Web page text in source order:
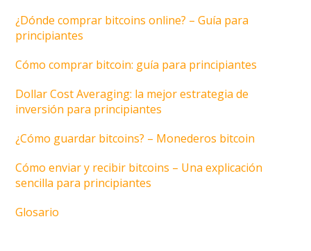
¿Dónde comprar bitcoins online? – Guía para
principiantes
Cómo comprar bitcoin: guía para principiantes
Dollar Cost Averaging: la mejor estrategia de
inversión para principiantes
¿Cómo guardar bitcoins? – Monederos bitcoin
Cómo enviar y recibir bitcoins – Una explicación
sencilla para principiantes
Glosario